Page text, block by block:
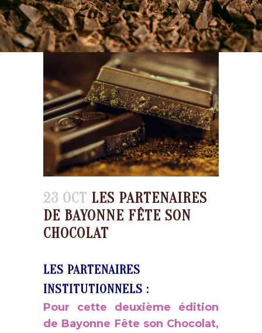
23 OCT LES PARTENAIRES
DE BAYONNE FÊTE SON
CHOCOLAT
LES PARTENAIRES
INSTITUTIONNELS :
Pour cette deuxième édition
de Bayonne Fête son Chocolat,